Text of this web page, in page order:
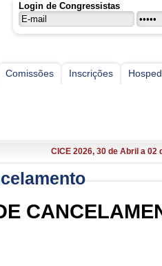
Login de Congressistas
Comissões Inscrições
CICE 2026, 30 de Abril a 02